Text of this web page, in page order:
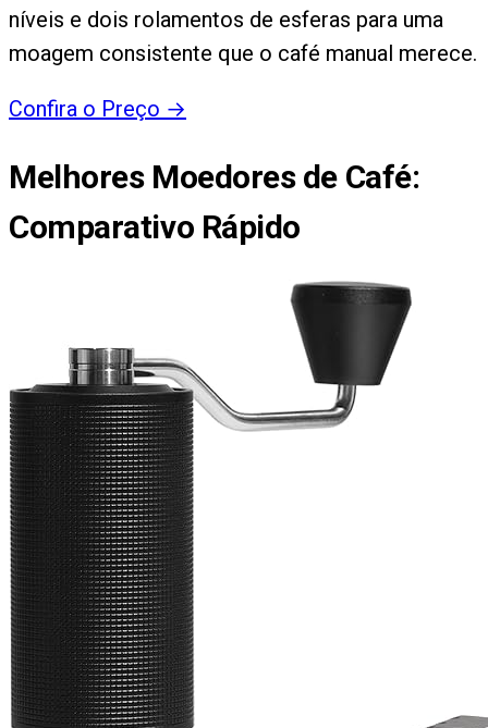
níveis e dois rolamentos de esferas para uma
moagem consistente que o café manual merece.
Confira o Preço →
Melhores Moedores de Café:
Comparativo Rápido